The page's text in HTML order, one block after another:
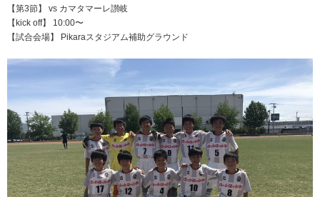
【第3節】 vs カマタマーレ讃岐
【kick off】 10:00〜
【試合会場】 Pikaraスタジアム補助グラウンド